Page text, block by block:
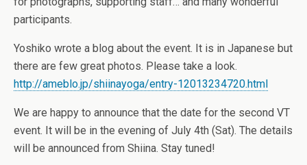
participants.
Yoshiko wrote a blog about the event. It is in Japanese but
there are few great photos. Please take a look.
http://ameblo.jp/shiinayoga/entry-12013234720.html
We are happy to announce that the date for the second VT
event. It will be in the evening of July 4th (Sat). The details
will be announced from Shiina. Stay tuned!